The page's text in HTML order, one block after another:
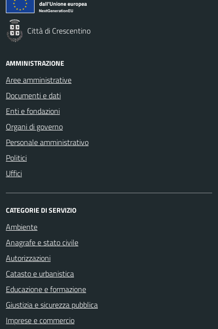
Città di Crescentino
AMMINISTRAZIONE
Aree amministrative
Documenti e dati
Enti e fondazioni
Organi di governo
Personale amministrativo
Politici
Uffici
CATEGORIE DI SERVIZIO
Ambiente
Anagrafe e stato civile
Autorizzazioni
Catasto e urbanistica
Educazione e formazione
Giustizia e sicurezza pubblica
Imprese e commercio